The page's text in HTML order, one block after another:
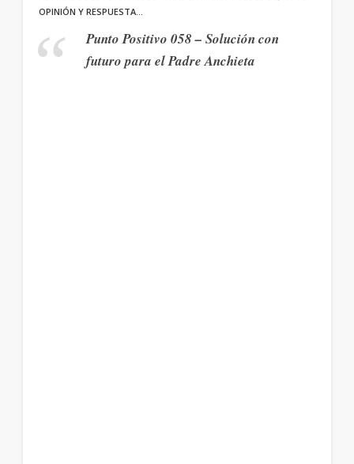
OPINIÓN Y RESPUESTA…
Punto Positivo 058 – Solución con
futuro para el Padre Anchieta